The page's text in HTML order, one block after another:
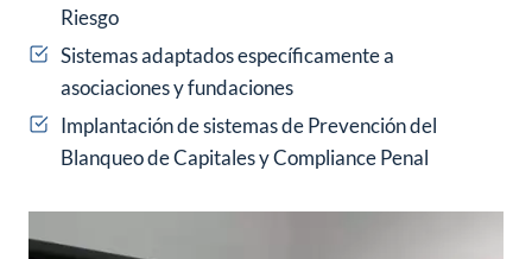
Riesgo
Sistemas adaptados específicamente a
asociaciones y fundaciones
Implantación de sistemas de Prevención del
Blanqueo de Capitales y Compliance Penal